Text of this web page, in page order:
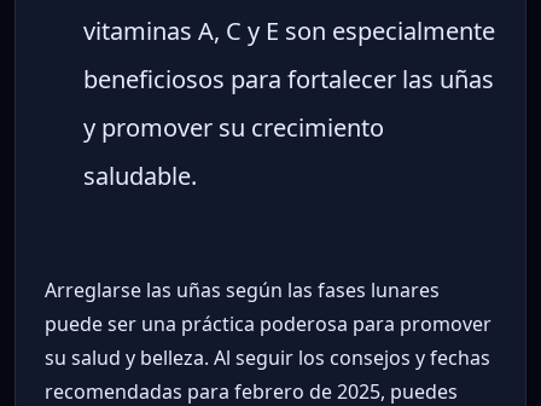
vitaminas A, C y E son especialmente
beneficiosos para fortalecer las uñas
y promover su crecimiento
saludable.
Arreglarse las uñas según las fases lunares
puede ser una práctica poderosa para promover
su salud y belleza. Al seguir los consejos y fechas
recomendadas para febrero de 2025, puedes